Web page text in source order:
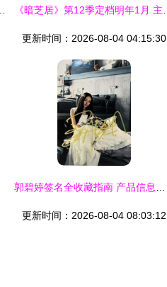
更新时间：2026-08-04 04:15:30
更新时间：2026-08-04 08:03:12